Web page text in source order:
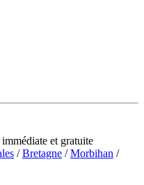
et gratuite
/Bretagne /Morbihan /